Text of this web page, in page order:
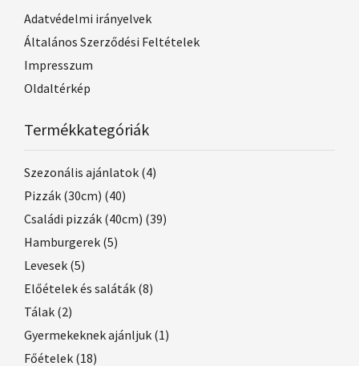
Adatvédelmi irányelvek
Általános Szerződési Feltételek
Impresszum
Oldaltérkép
Termékkategóriák
Szezonális ajánlatok (4)
Pizzák (30cm) (40)
Családi pizzák (40cm) (39)
Hamburgerek (5)
Levesek (5)
Előételek és saláták (8)
Tálak (2)
Gyermekeknek ajánljuk (1)
Főételek (18)